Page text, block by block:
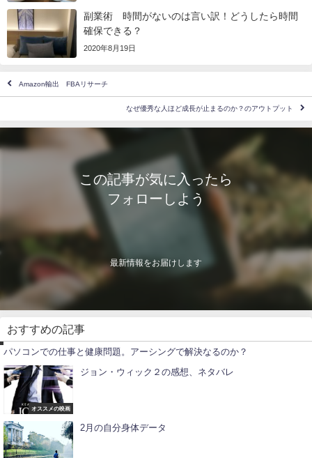
副業術 時間がないのは言い訳！どうしたら時間
確保できる？
2020年8月19日
Amazon輸出 FBAリサーチ
なぜ優秀な人ほど成長が止まるのか？のアウトプット
この記事が気に入ったら
フォローしよう
最新情報をお届けします
おすすめの記事
パソコンでの仕事と健康問題。アーシングで解決なるのか？
オススメの映画
ジョン・ウィック２の感想、ネタバレ
2月の自分身体データ